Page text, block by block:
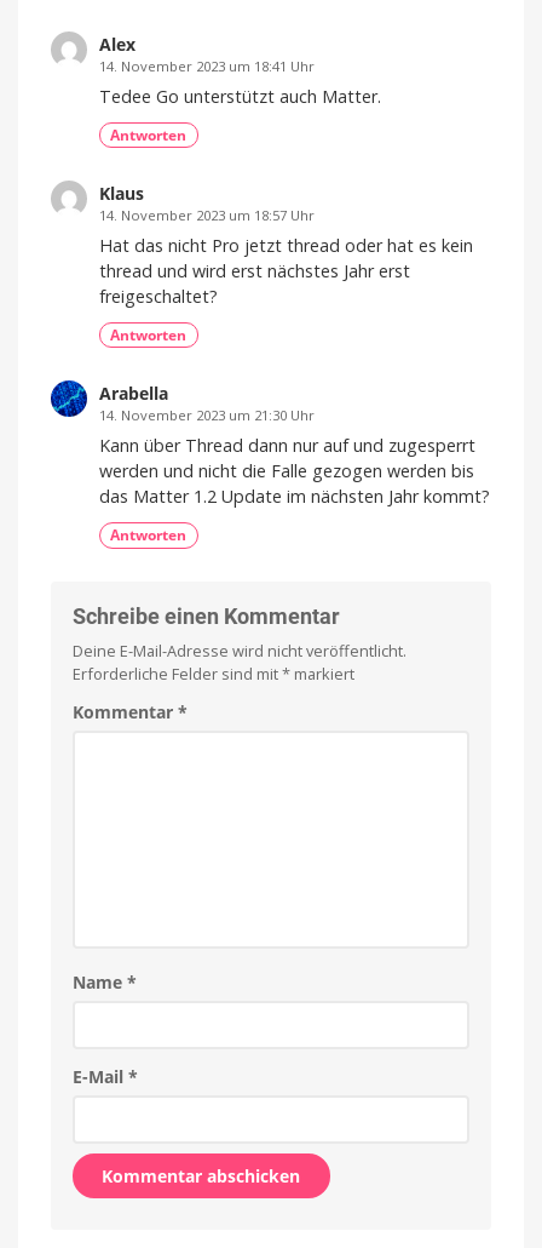
Alex
14. November 2023 um 18:41 Uhr
Tedee Go unterstützt auch Matter.
Antworten
Klaus
14. November 2023 um 18:57 Uhr
Hat das nicht Pro jetzt thread oder hat es kein
thread und wird erst nächstes Jahr erst
freigeschaltet?
Antworten
Arabella
14. November 2023 um 21:30 Uhr
Kann über Thread dann nur auf und zugesperrt
werden und nicht die Falle gezogen werden bis
das Matter 1.2 Update im nächsten Jahr kommt?
Antworten
Schreibe einen Kommentar
Deine E-Mail-Adresse wird nicht veröffentlicht.
Erforderliche Felder sind mit* markiert
Kommentar *
Name *
E-Mail *